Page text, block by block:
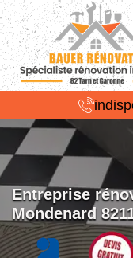
Entreprise
Mondenard